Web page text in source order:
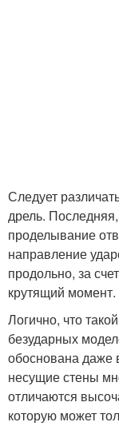
Следует
дрель.
проделывание
направление
продольно, за
крутящий момент.
Логично, что
безударных
обоснована даже
несущие стены
отличаются
которую может